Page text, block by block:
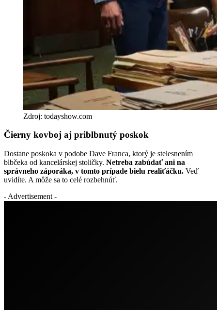
Zdroj: todayshow.com
Čierny kovboj aj priblbnutý poskok
Dostane poskoka v podobe Dave Franca, ktorý je stelesnením
blbčeka od kancelárskej stoličky. Netreba zabúdať ani na
správneho záporáka, v tomto prípade bielu realiťáčku. Veď
uvidíte. A môže sa to celé rozbehnúť.
- Advertisement -